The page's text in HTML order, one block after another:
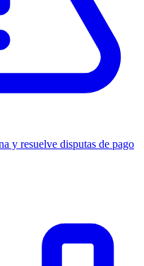
y resuelve disputas de pago